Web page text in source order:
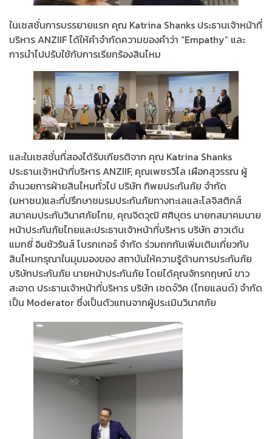
ในเซสชั่นการบรรยายแรก คุณ Katrina Shanks ประธานเจ้าหน้าที่
บริหาร ANZIIF ได้ให้คำจำกัดความของคำว่า “Empathy” และ
การนำไปปรับใช้กับการเรียกร้องสินไหม
และในเซสชั่นที่สองได้รับเกียรติจาก คุณ Katrina Shanks
ประธานเจ้าหน้าที่บริหาร ANZIIF, คุณเพชรวิไล เผือกสุวรรณ ผู้
อำนวยการฝ่ายสินไหมทั่วไป บริษัท ทิพยประกันภัย จำกัด
(มหาชน)และที่ปรึกษาชมรมประกันภัยทางทะเลและโลจิสติกส์
สมาคมประกันวินาศภัยไทย, คุณจิตวุฒิ ศศิบุตร นายกสมาคมนาย
หน้าประกันภัยไทยและประธานเจ้าหน้าที่บริหาร บริษัท ฮาวเด้น
แมกซี่ อินชัวรันส์ โบรกเกอร์ จำกัด ร่วมถกกันเพิ่มเติมเกี่ยวกับ
สินไหมกรุณาในมุมมองของ สถาบันให้ความรู้ด้านการประกันภัย
บริษัทประกันภัย นายหน้าประกันภัย โดยได้คุณจักรกฤษณ์ ขาว
สะอาด ประธานเจ้าหน้าที่บริหาร บริษัท เซดจ์วิค (ไทยแลนด์) จำกัด
เป็น Moderator ซึ่งเป็นตัวแทนจากผู้ประเมินวินาศภัย